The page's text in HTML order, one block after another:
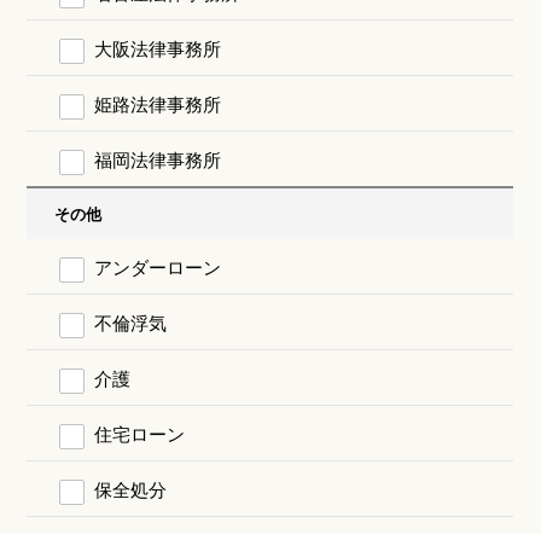
大阪法律事務所
姫路法律事務所
福岡法律事務所
その他
アンダーローン
不倫浮気
介護
住宅ローン
保全処分